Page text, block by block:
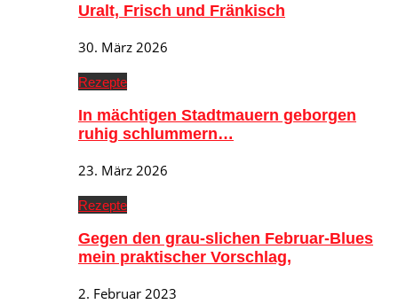
Uralt, Frisch und Fränkisch
30. März 2026
Rezepte
In mächtigen Stadtmauern geborgen
ruhig schlummern…
23. März 2026
Rezepte
Gegen den grau-slichen Februar-Blues
mein praktischer Vorschlag,
2. Februar 2023